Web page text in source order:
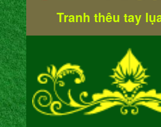
Tranh thêu tay